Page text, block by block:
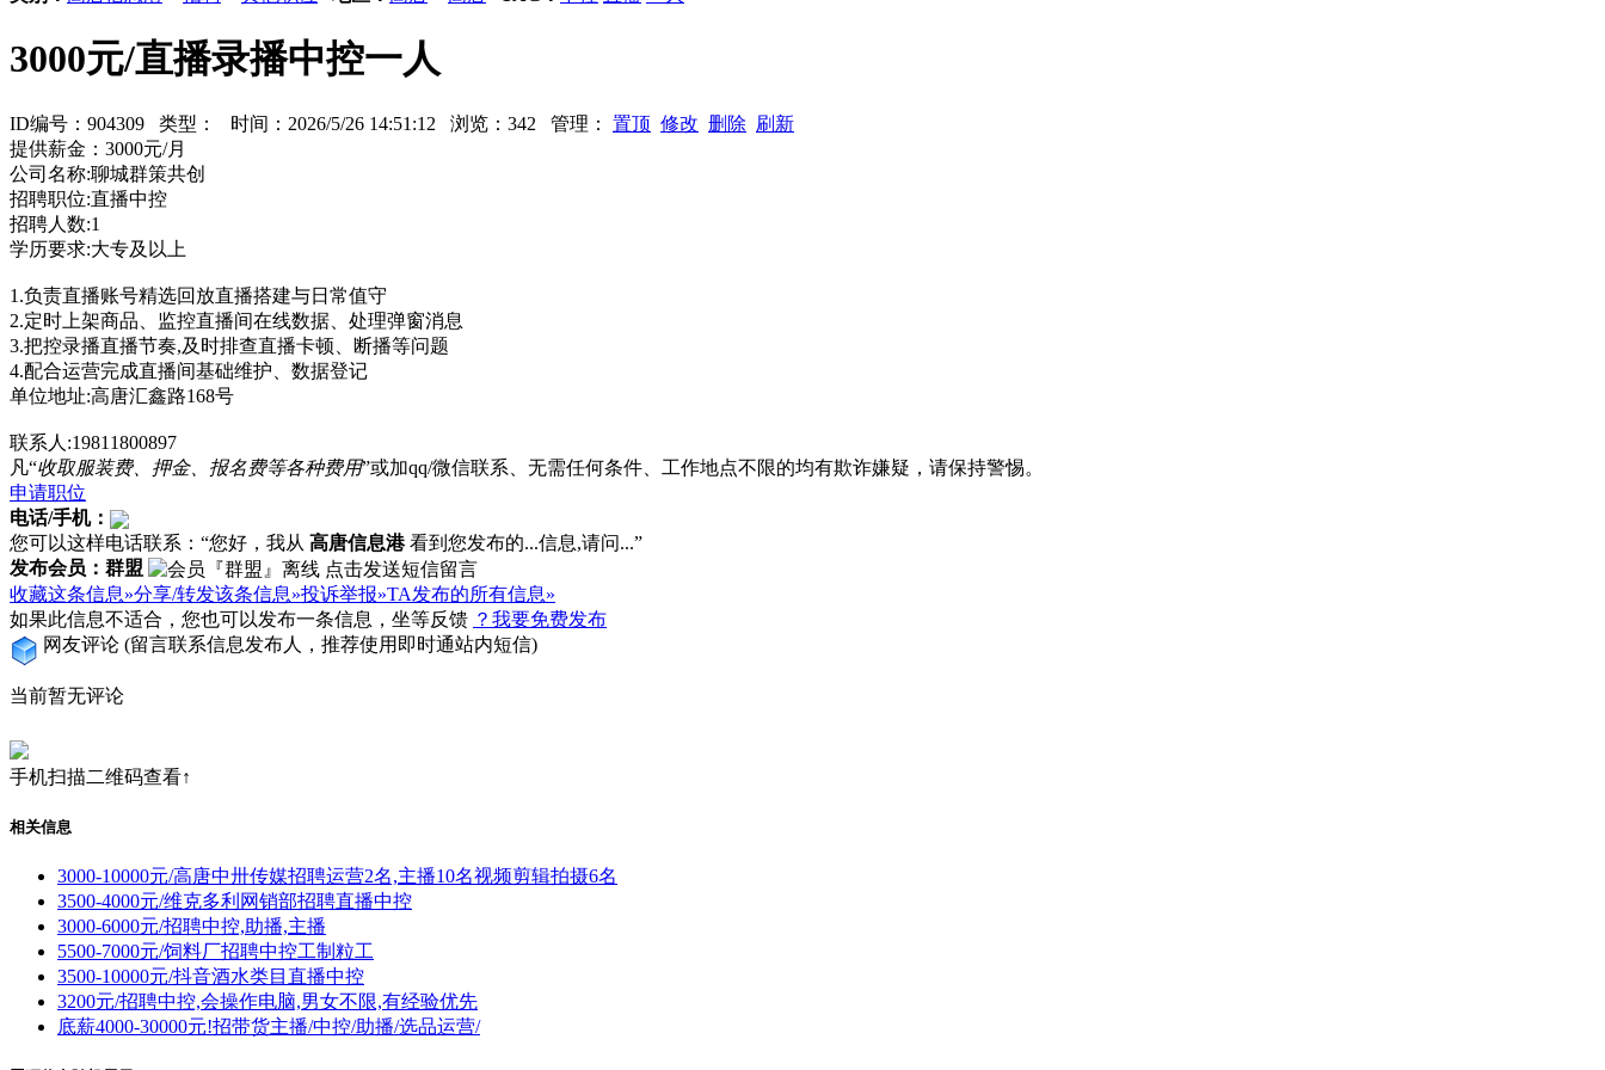
3000元/直播录播中控一人
ID编号：904309 类型： 时间：2026/5/26 14:51:12 浏览：342 管理： 置顶 修改 删除 刷新
提供薪金：3000元/月
公司名称:聊城群策共创
招聘职位:直播中控
招聘人数:1
学历要求:大专及以上
1.负责直播账号精选回放直播搭建与日常值守
2.定时上架商品、监控直播间在线数据、处理弹窗消息
3.把控录播直播节奏,及时排查直播卡顿、断播等问题
4.配合运营完成直播间基础维护、数据登记
单位地址:高唐汇鑫路168号
联系人:19811800897
凡“收取服装费、押金、报名费等各种费用”或加qq/微信联系、无需任何条件、工作地点不限的均有欺诈嫌疑，请保持警惕。
申请职位
电话/手机：
您可以这样电话联系：“您好，我从 高唐信息港看到您发布的...信息,请问...”
发布会员：群盟
收藏这条信息»分享/转发该条信息»投诉举报»TA发布的所有信息»
如果此信息不适合，您也可以发布一条信息，坐等反馈 ？我要免费发布
网友评论 (留言联系信息发布人，推荐使用即时通站内短信)
当前暂无评论
手机扫描二维码查看↑
相关信息
3000-10000元/高唐中卅传媒招聘运营2名,主播10名视频剪辑拍摄6名
3500-4000元/维克多利网销部招聘直播中控
3000-6000元/招聘中控,助播,主播
5500-7000元/饲料厂招聘中控工制粒工
3500-10000元/抖音酒水类目直播中控
3200元/招聘中控,会操作电脑,男女不限,有经验优先
底薪4000-30000元!招带货主播/中控/助播/选品运营/